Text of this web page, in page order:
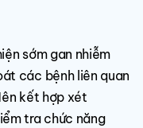
sớm gan nhiễm
các bệnh liên quan
kết hợp xét
tra chức năng